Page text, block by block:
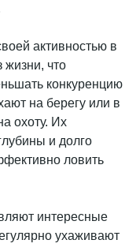
активностью в
жизни, что
конкуренцию
на берегу или в
охоту. Их
и долго
ловить
интересные
ухаживают